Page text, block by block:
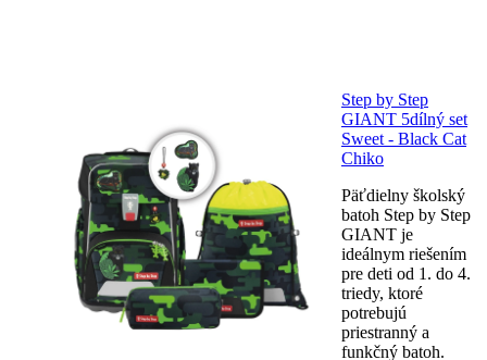
Step by Step
GIANT 5dílný set
Sweet - Black Cat
Chiko
Päťdielny školský
batoh Step by Step
GIANT je
ideálnym riešením
pre deti od 1. do 4.
triedy, ktoré
potrebujú
priestranný a
funkčný batoh.